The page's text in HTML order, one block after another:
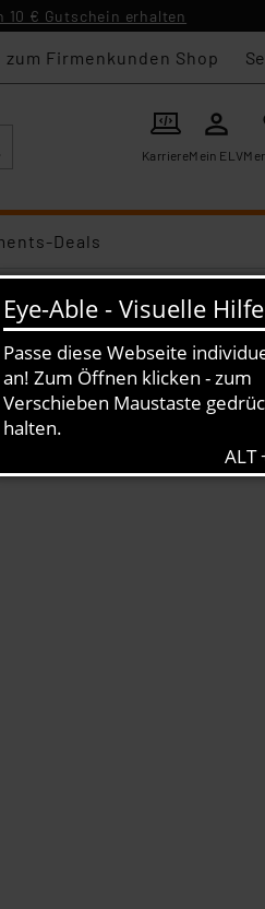
10 € Gutschein erhalten
zum Firmenkunden Shop
KarriereMein ELV
Deals